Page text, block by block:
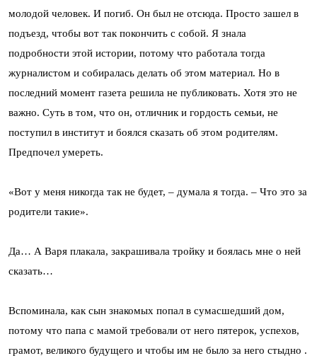
молодой человек. И погиб. Он был не отсюда. Просто зашел в
подъезд, чтобы вот так покончить с собой. Я знала
подробности этой истории, потому что работала тогда
журналистом и собиралась делать об этом материал. Но в
последний момент газета решила не публиковать. Хотя это не
важно. Суть в том, что он, отличник и гордость семьи, не
поступил в институт и боялся сказать об этом родителям.
Предпочел умереть.
«Вот у меня никогда так не будет, – думала я тогда. – Что это за
родители такие».
Да… А Варя плакала, закрашивала тройку и боялась мне о ней
сказать…
Вспоминала, как сын знакомых попал в сумасшедший дом,
потому что папа с мамой требовали от него пятерок, успехов,
грамот, великого будущего и чтобы им не было за него стыдно .